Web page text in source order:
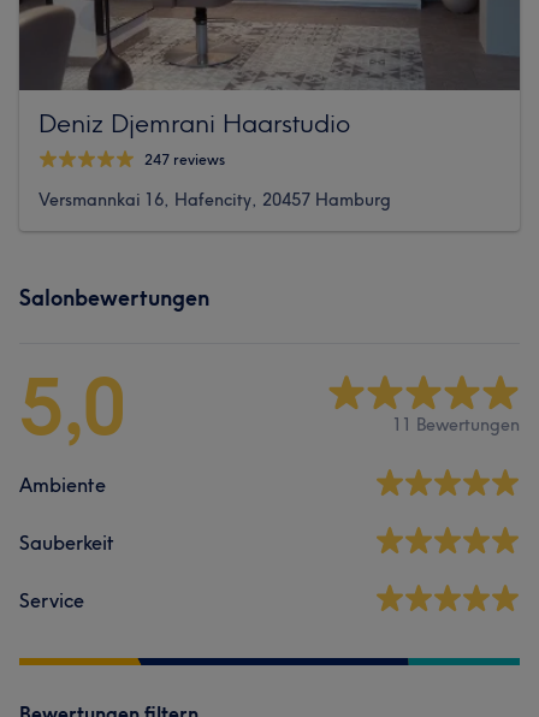
Deniz Djemrani Haarstudio
247 reviews
Versmannkai 16, Hafencity, 20457 Hamburg
Salonbewertungen
5,0 11 Bewertungen
Ambiente
Sauberkeit
Service